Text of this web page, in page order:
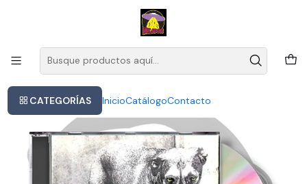
CATEGORÍAS InicioCatálogoContacto
Este es el texto del slide